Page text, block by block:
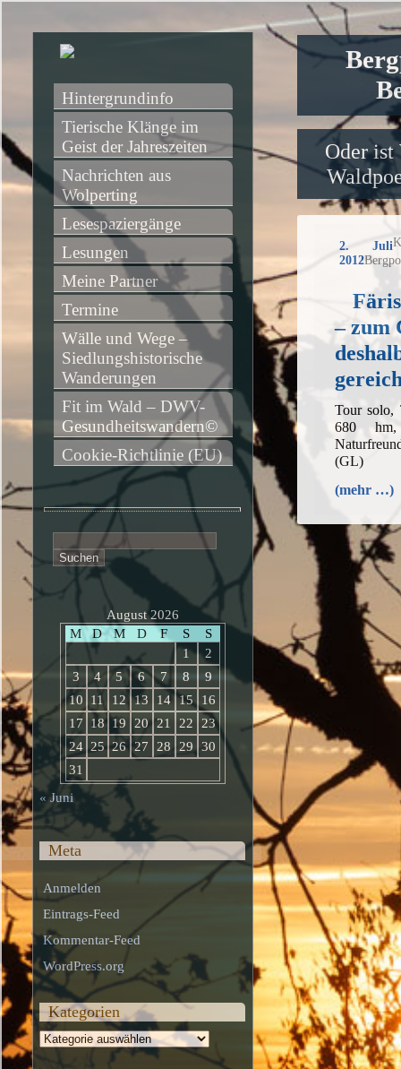
Oder ist
2. Juli
2012
– zum
Tour solo,
680 hm,
(GL)
(mehr …)
Hintergrundinfo
Tierische Klänge im
Geist der Jahreszeiten
Nachrichten aus
Wolperting
Lesespaziergänge
Lesungen
Meine Partner
Termine
Wälle und Wege –
Siedlungshistorische
Wanderungen
Fit im Wald – DWV-
Gesundheitswandern©
Cookie-Richtlinie (EU)
nach:
August 2026
M
D M D F S
S
1
2
3
4 5 6 7 8
9
10
11 12 13 14 15
16
17
18 19 20 21 22
23
24 25 26 27 28 29
30
31
« Juni
Meta
Anmelden
Eintrags-Feed
Kommentar-Feed
WordPress.org
Kategorien
Kategorien